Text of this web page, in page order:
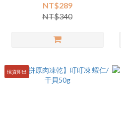
NT$289
NT$340
現貨即出